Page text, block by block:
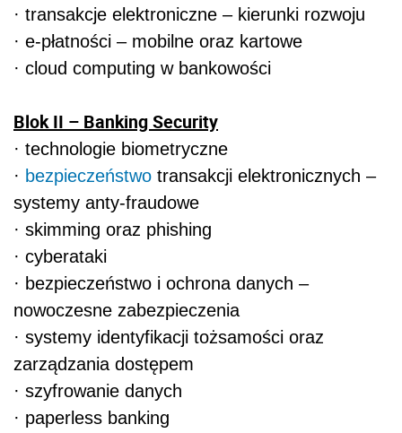
· transakcje elektroniczne – kierunki rozwoju
· e-płatności – mobilne oraz kartowe
· cloud computing w bankowości
Blok II – Banking Security
· technologie biometryczne
· bezpieczeństwo transakcji elektronicznych –
systemy anty-fraudowe
· skimming oraz phishing
· cyberataki
· bezpieczeństwo i ochrona danych –
nowoczesne zabezpieczenia
· systemy identyfikacji tożsamości oraz
zarządzania dostępem
· szyfrowanie danych
· paperless banking